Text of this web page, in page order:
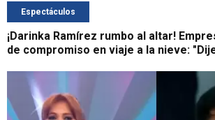
Espectáculos
¡Darinka Ramírez rumbo al altar!
de compromiso en viaje a la nieve: